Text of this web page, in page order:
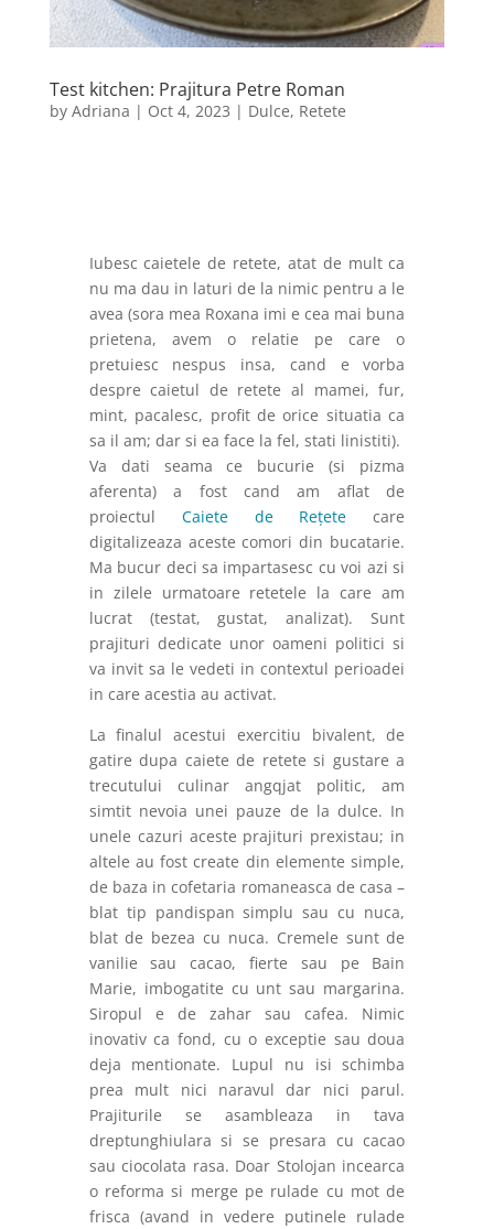
Test kitchen: Prajitura Petre Roman
by Adriana | Oct 4, 2023 | Dulce, Retete
Iubesc caietele de retete, atat de mult ca
nu ma dau in laturi de la nimic pentru a le
avea (sora mea Roxana imi e cea mai buna
prietena, avem o relatie pe care o
pretuiesc nespus insa, cand e vorba
despre caietul de retete al mamei, fur,
mint, pacalesc, profit de orice situatia ca
sa il am; dar si ea face la fel, stati linistiti).
Va dati seama ce bucurie (si pizma
aferenta) a fost cand am aflat de
proiectul
Caiete de Rețete
care
digitalizeaza aceste comori din bucatarie.
Ma bucur deci sa impartasesc cu voi azi si
in zilele urmatoare retetele la care am
lucrat (testat, gustat, analizat). Sunt
prajituri dedicate unor oameni politici si
va invit sa le vedeti in contextul perioadei
in care acestia au activat.
La finalul acestui exercitiu bivalent, de
gatire dupa caiete de retete si gustare a
trecutului culinar angqjat politic, am
simtit nevoia unei pauze de la dulce. In
unele cazuri aceste prajituri prexistau; in
altele au fost create din elemente simple,
de baza in cofetaria romaneasca de casa –
blat tip pandispan simplu sau cu nuca,
blat de bezea cu nuca. Cremele sunt de
vanilie sau cacao, fierte sau pe Bain
Marie, imbogatite cu unt sau margarina.
Siropul e de zahar sau cafea. Nimic
inovativ ca fond, cu o exceptie sau doua
deja mentionate. Lupul nu isi schimba
prea mult nici naravul dar nici parul.
Prajiturile se asambleaza in tava
dreptunghiulara si se presara cu cacao
sau ciocolata rasa. Doar Stolojan incearca
o reforma si merge pe rulade cu mot de
frisca (avand in vedere putinele rulade